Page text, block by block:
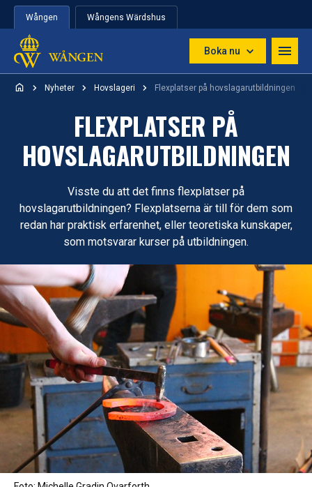
Hoppa till innehåll
Wången Wångens Wärdshus
Boka nu
Nyheter Hovslageri Flexplatser på hovslagarutbildningen
FLEXPLATSER PÅ
HOVSLAGAR­UTBILDNINGEN
Visste du att det finns flexplatser på
hovslagarutbildningen? Flexplatserna är till för dem som
redan har praktisk erfarenhet, eller teoretiska kunskaper,
som motsvarar kurser på utbildningen.